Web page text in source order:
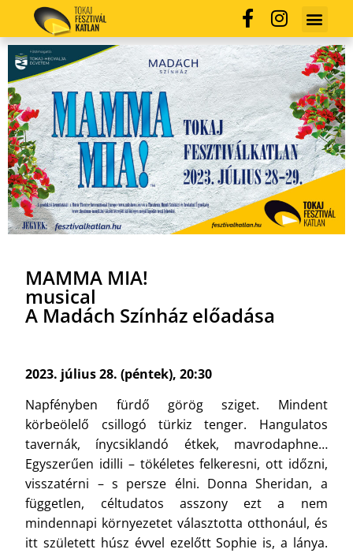
MAMMA MIA!
musical
A Madách Színház előadása
2023. július 28. (péntek), 20:30
Napfényben fürdő görög sziget. Mindent
körbeölelő csillogó türkiz tenger. Hangulatos
tavernák, ínycsiklandó étkek, mavrodaphne…
Egyszerűen idilli – tökéletes felkeresni, ott időzni,
visszatérni – s persze élni. Donna Sheridan, a
független, céltudatos asszony ezt a nem
mindennapi környezetet választotta otthonául, és
itt született húsz évvel ezelőtt Sophie is, a lánya.